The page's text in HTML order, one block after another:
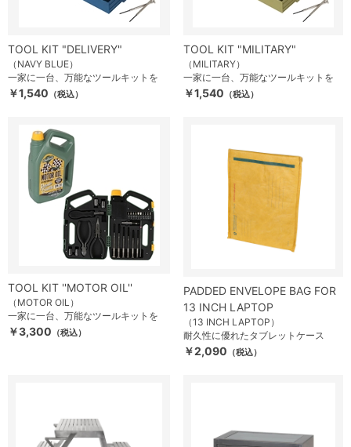
TOOL KIT "DELIVERY"
（NAVY BLUE）
一家に一台、万能なツールキットを
￥1,540 （税込）
TOOL KIT "MILITARY"
（MILITARY）
一家に一台、万能なツールキットを
￥1,540 （税込）
TOOL KIT ''MOTOR OIL''
（MOTOR OIL）
一家に一台、万能なツールキットを
￥3,300 （税込）
PADDED ENVELOPE BAG FOR
13 INCH LAPTOP
（13 INCH LAPTOP）
耐久性に優れたタブレットケース
￥2,090 （税込）